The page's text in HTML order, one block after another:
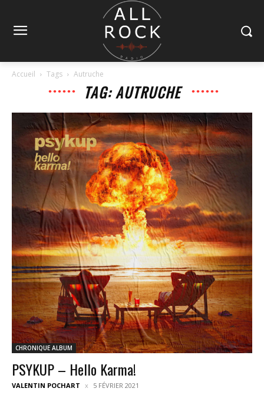
Accueil Tags Autruche
TAG: AUTRUCHE
CHRONIQUE ALBUM
PSYKUP – Hello Karma!
VALENTIN POCHART 5 FÉVRIER 2021